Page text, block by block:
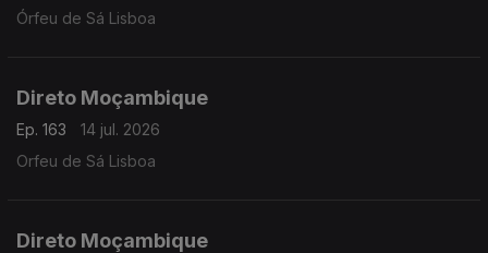
Órfeu de Sá Lisboa
Direto Moçambique
Ep. 163
14 jul. 2026
Orfeu de Sá Lisboa
Direto Moçambique